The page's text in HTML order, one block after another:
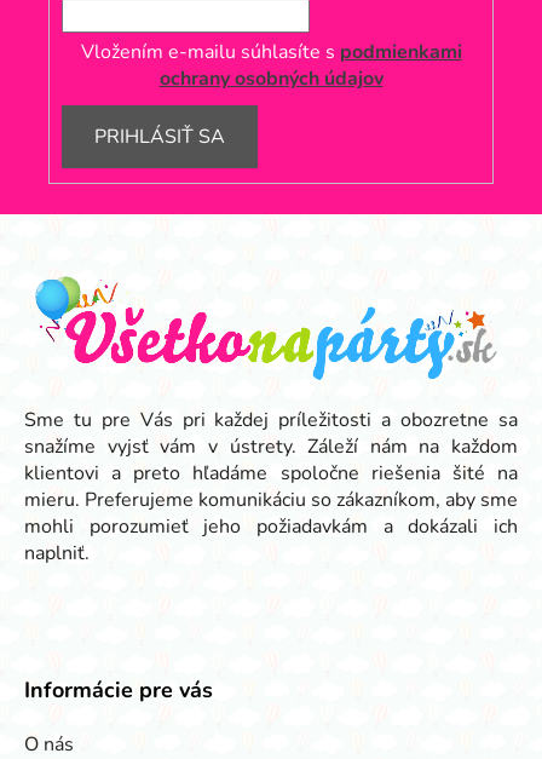
Vložením e-mailu súhlasíte s podmienkami
ochrany osobných údajov
PRIHLÁSIŤ SA
Z
Sme tu pre Vás pri každej príležitosti a obozretne sa
snažíme vyjsť vám v ústrety. Záleží nám na každom
klientovi a preto hľadáme spoločne riešenia šité na
mieru. Preferujeme komunikáciu so zákazníkom, aby sme
mohli porozumieť jeho požiadavkám a dokázali ich
naplniť.
Informácie pre vás
O nás